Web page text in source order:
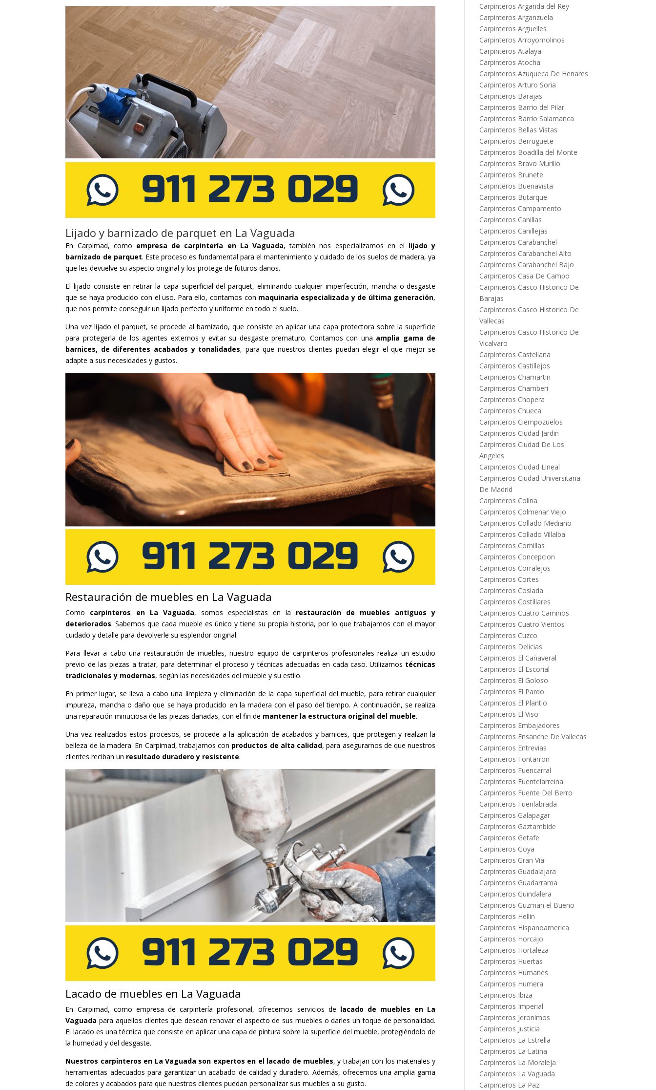
Lijado y barnizado de parquet en La Vaguada
En Carpimad, como empresa de carpintería en La Vaguada, también nos especializamos en el lijado y
barnizado de parquet. Este proceso es fundamental para el mantenimiento y cuidado de los suelos de madera, ya
que les devuelve su aspecto original y los protege de futuros daños.
El lijado consiste en retirar la capa superficial del parquet, eliminando cualquier imperfección, mancha o desgaste
que se haya producido con el uso. Para ello, contamos con maquinaria especializada y de última generación,
que nos permite conseguir un lijado perfecto y uniforme en todo el suelo.
Una vez lijado el parquet, se procede al barnizado, que consiste en aplicar una capa protectora sobre la superficie
para protegerla de los agentes externos y evitar su desgaste prematuro. Contamos con una amplia gama de
barnices, de diferentes acabados y tonalidades, para que nuestros clientes puedan elegir el que mejor se
adapte a sus necesidades y gustos.
Restauración de muebles en La Vaguada
Como carpinteros en La Vaguada, somos especialistas en la restauración de muebles antiguos y
deteriorados. Sabemos que cada mueble es único y tiene su propia historia, por lo que trabajamos con el mayor
cuidado y detalle para devolverle su esplendor original.
Para llevar a cabo una restauración de muebles, nuestro equipo de carpinteros profesionales realiza un estudio
previo de las piezas a tratar, para determinar el proceso y técnicas adecuadas en cada caso. Utilizamos técnicas
tradicionales y modernas, según las necesidades del mueble y su estilo.
En primer lugar, se lleva a cabo una limpieza y eliminación de la capa superficial del mueble, para retirar cualquier
impureza, mancha o daño que se haya producido en la madera con el paso del tiempo. A continuación, se realiza
una reparación minuciosa de las piezas dañadas, con el fin de mantener la estructura original del mueble.
Una vez realizados estos procesos, se procede a la aplicación de acabados y barnices, que protegen y realzan la
belleza de la madera. En Carpimad, trabajamos con productos de alta calidad, para asegurarnos de que nuestros
clientes reciban un resultado duradero y resistente.
Lacado de muebles en La Vaguada
En Carpimad, como empresa de carpintería profesional, ofrecemos servicios de lacado de muebles en La
Vaguadapara aquellos clientes que desean renovar el aspecto de sus muebles o darles un toque de personalidad.
El lacado es una técnica que consiste en aplicar una capa de pintura sobre la superficie del mueble, protegiéndolo de
la humedad y del desgaste.
Nuestros carpinteros en La Vaguada son expertos en el lacado de muebles, y trabajan con los materiales y
herramientas adecuados para garantizar un acabado de calidad y duradero. Además, ofrecemos una amplia gama
de colores y acabados para que nuestros clientes puedan personalizar sus muebles a su gusto.
Carpinteros Arganda del Rey
Carpinteros Arganzuela
Carpinteros Arguelles
Carpinteros Arroyomolinos
Carpinteros Atalaya
Carpinteros Atocha
Carpinteros Azuqueca De Henares
Carpinteros Arturo Soria
Carpinteros Barajas
Carpinteros Barrio del Pilar
Carpinteros Barrio Salamanca
Carpinteros Bellas Vistas
Carpinteros Berruguete
Carpinteros Boadilla del Monte
Carpinteros Bravo Murillo
Carpinteros Brunete
Carpinteros Buenavista
Carpinteros Butarque
Carpinteros Campamento
Carpinteros Canillas
Carpinteros Canillejas
Carpinteros Carabanchel
Carpinteros Carabanchel Alto
Carpinteros Carabanchel Bajo
Carpinteros Casa De Campo
Carpinteros Casco Historico De
Barajas
Carpinteros Casco Historico De
Vallecas
Carpinteros Casco Historico De
Vicalvaro
Carpinteros Castellana
Carpinteros Castillejos
Carpinteros Chamartin
Carpinteros Chamberi
Carpinteros Chopera
Carpinteros Chueca
Carpinteros Ciempozuelos
Carpinteros Ciudad Jardin
Carpinteros Ciudad De Los
Angeles
Carpinteros Ciudad Lineal
Carpinteros Ciudad Universitaria
De Madrid
Carpinteros Colina
Carpinteros Colmenar Viejo
Carpinteros Collado Mediano
Carpinteros Collado Villalba
Carpinteros Comillas
Carpinteros Concepcion
Carpinteros Corralejos
Carpinteros Cortes
Carpinteros Coslada
Carpinteros Costillares
Carpinteros Cuatro Caminos
Carpinteros Cuatro Vientos
Carpinteros Cuzco
Carpinteros Delicias
Carpinteros El Cañaveral
Carpinteros El Escorial
Carpinteros El Goloso
Carpinteros El Pardo
Carpinteros El Plantio
Carpinteros El Viso
Carpinteros Embajadores
Carpinteros Ensanche De Vallecas
Carpinteros Entrevias
Carpinteros Fontarron
Carpinteros Fuencarral
Carpinteros Fuentelarreina
Carpinteros Fuente Del Berro
Carpinteros Fuenlabrada
Carpinteros Galapagar
Carpinteros Gaztambide
Carpinteros Getafe
Carpinteros Goya
Carpinteros Gran Via
Carpinteros Guadalajara
Carpinteros Guadarrama
Carpinteros Guindalera
Carpinteros Guzman el Bueno
Carpinteros Hellin
Carpinteros Hispanoamerica
Carpinteros Horcajo
Carpinteros Hortaleza
Carpinteros Huertas
Carpinteros Humanes
Carpinteros Humera
Carpinteros Ibiza
Carpinteros Imperial
Carpinteros Jeronimos
Carpinteros Justicia
Carpinteros La Estrella
Carpinteros La Latina
Carpinteros La Moraleja
Carpinteros La Vaguada
Carpinteros La Paz